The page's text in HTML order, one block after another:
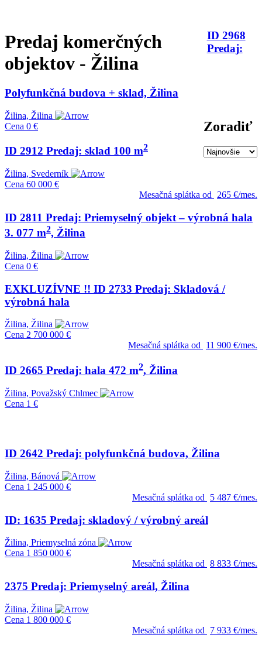
Predaj komerčných
objektov - Žilina
Zoradiť
ID 2968
Predaj:
Polyfunkčná budova + sklad, Žilina
Žilina, Žilina
Cena 0 €
ID 2912 Predaj: sklad 100 m2
Žilina, Svederník
Cena 60 000 €
Mesačná splátka od
265 €/mes.
ID 2811 Predaj: Priemyselný objekt – výrobná hala
3. 077 m2, Žilina
Žilina, Žilina
Cena 0 €
EXKLUZÍVNE !! ID 2733 Predaj: Skladová /
výrobná hala
Žilina, Žilina
Cena 2 700 000 €
Mesačná splátka od 11 900 €/mes.
ID 2665 Predaj: hala 472 m2, Žilina
Žilina, Považský Chlmec
Cena 1 €
ID 2642 Predaj: polyfunkčná budova, Žilina
Žilina, Bánová
Cena 1 245 000 €
Mesačná splátka od
5 487 €/mes.
ID: 1635 Predaj: skladový / výrobný areál
Žilina, Priemyselná zóna
Cena 1 850 000 €
Mesačná splátka od 8 833 €/mes.
2375 Predaj: Priemyselný areál, Žilina
Žilina, Žilina
Cena 1 800 000 €
Mesačná splátka od
7 933 €/mes.